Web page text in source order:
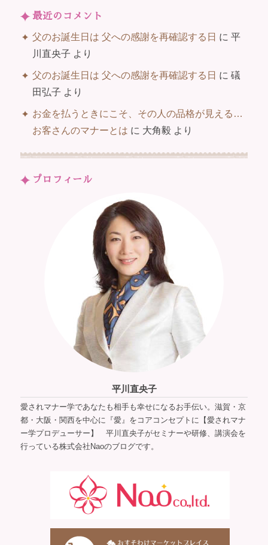
最近のコメント
父のお誕生日は 父への感謝を再確認する日 に平
川直央子 より
父のお誕生日は 父への感謝を再確認する日 に礒
田弘子 より
お金を払うときにこそ、その人の品格が見える…
お客さんのマナーとは に 大角毅 より
プロフィール
平川直央子
愛されマナー学であなたも相手も幸せになるお手伝い。滋賀・京
都・大阪・関西を中心に『愛』をコアコンセプトに【愛されマナ
ー学プロデューサー】 平川直央子がセミナーや研修、講演会を
行っている株式会社Naoのブログです。